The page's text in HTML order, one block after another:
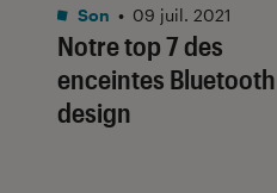
Notre top 7 des
enceintes Bluetooth
design
Son • 09 juil. 2021